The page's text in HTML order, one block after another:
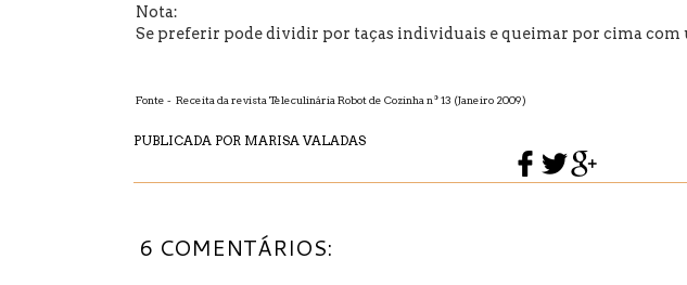
Nota:
Se preferir pode dividir por taças individuais e queimar por cima
Fonte - Receita da revista Teleculinária Robot de Cozinha nº 13 (Janeiro 2009)
PUBLICADA POR MARISA VALADAS
6 COMENTÁRIOS: